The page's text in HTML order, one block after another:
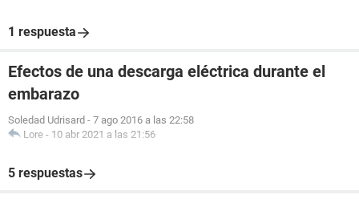
1 respuesta
Efectos de una descarga eléctrica durante el
embarazo
Soledad Udrisard - 7 ago 2016 a las 22:58
Lore - 10 abr 2021 a las 21:56
5 respuestas